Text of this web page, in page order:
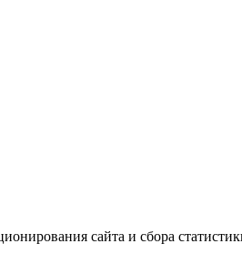
сайта и сбора